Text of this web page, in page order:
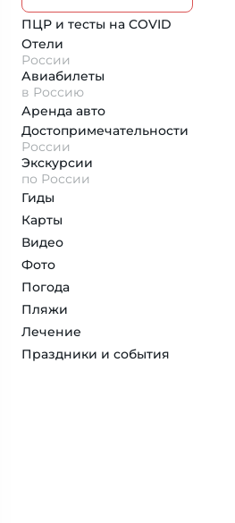
ПЦР и тесты на COVID
Отели
России
Авиабилеты
в Россию
Аренда авто
Достопримеча­тельности
России
Экскурсии
по России
Гиды
Карты
Видео
Фото
Погода
Пляжи
Лечение
Праздники и события